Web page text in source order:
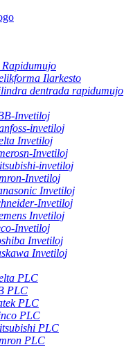
Rapidumujo
Ilarkesto
dentrada rapidumujo
Invetiloj
invetiloj
Invetiloj
Invetiloj
invetiloj
Invetiloj
Invetiloj
Invetiloj
Invetiloj
Invetiloj
Invetiloj
Invetiloj
PLC
PLC
PLC
PLC
PLC
PLC